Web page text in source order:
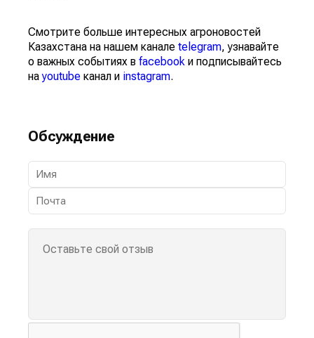
Смотрите больше интересных агроновостей
Казахстана на нашем канале telegram, узнавайте
о важных событиях в facebook и подписывайтесь
наyoutube канал и instagram.
Обсуждение